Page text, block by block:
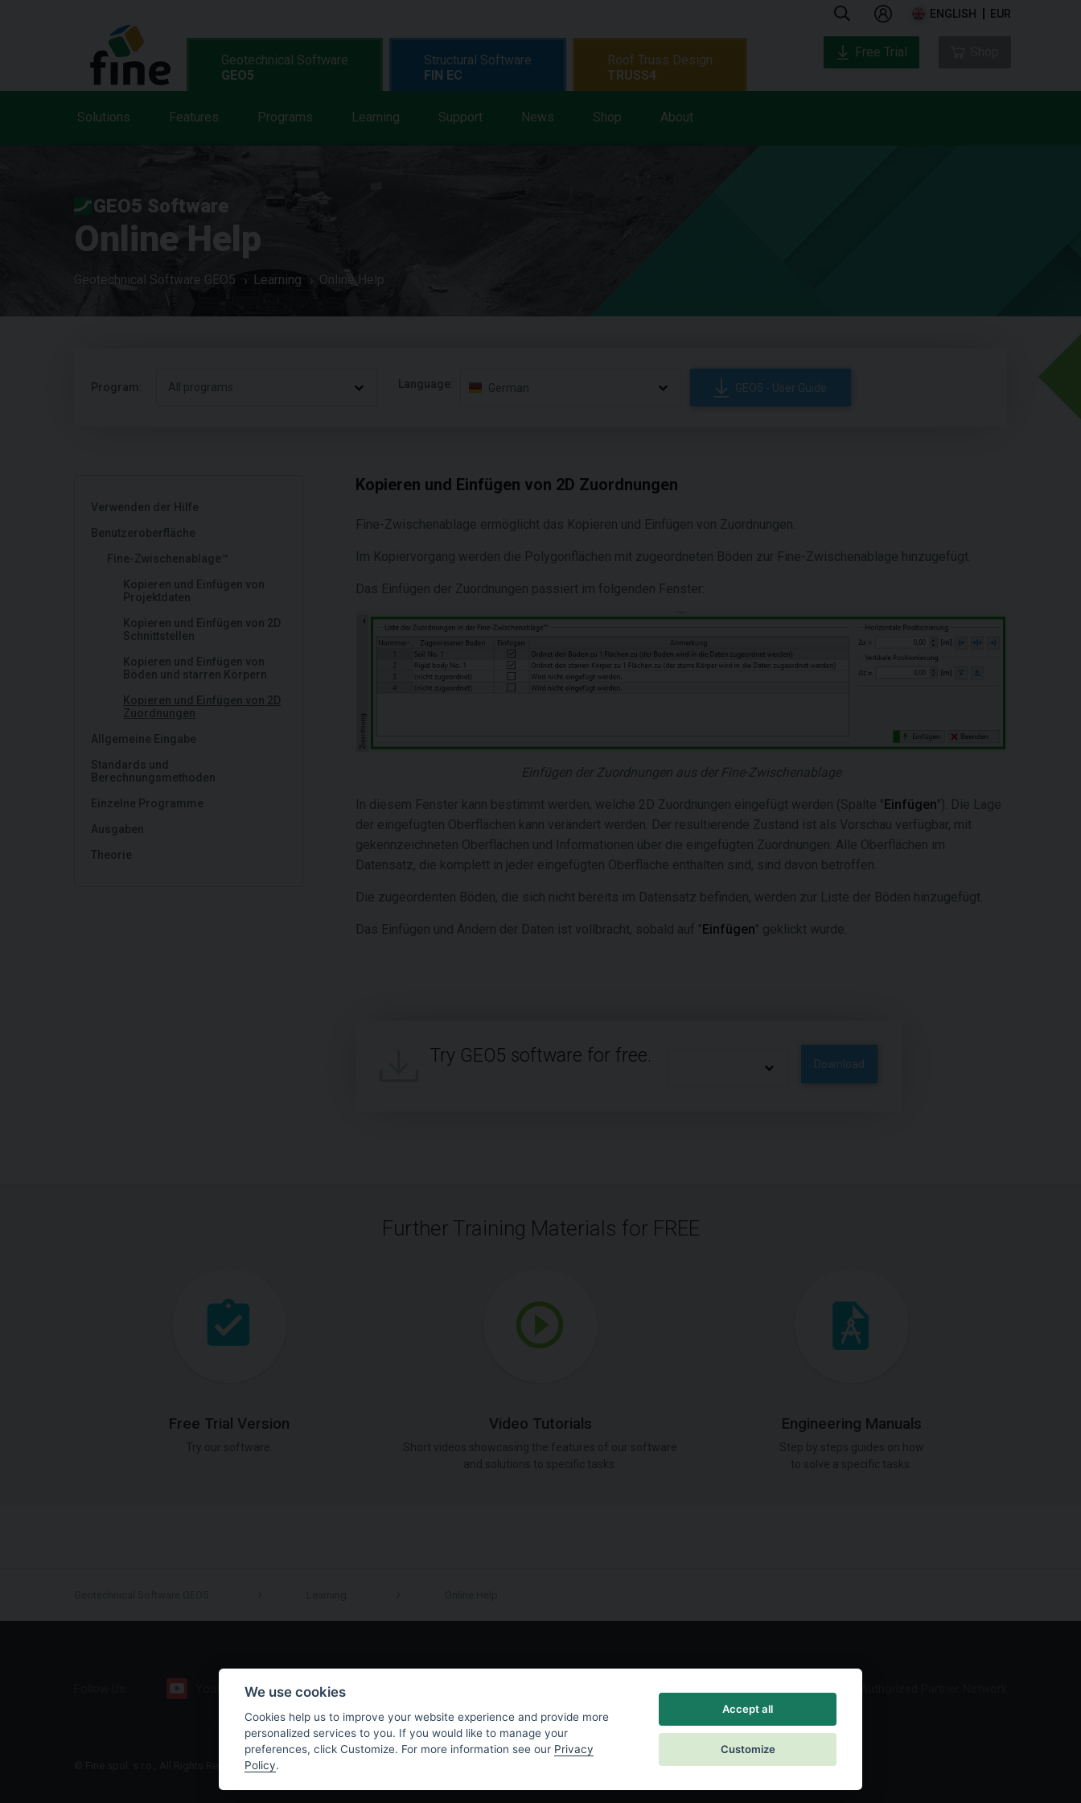
ENGLISH EUR
Geotechnical Software
GEO5
Solutions Features Programs Learning Support News Shop About
Structural Software
FIN EC
Roof Truss Design
TRUSS4
Free Trial
GEO5 Software
Online Help
Geotechnical Software GEO5 Learning Online Help
Program: All programs Language: German GEO5 - User Guide
Verwenden der Hilfe
Benutzeroberfläche
Fine-Zwischenablage™
Kopieren und Einfügen von
Projektdaten
Kopieren und Einfügen von 2D
Schnittstellen
Kopieren und Einfügen von
Böden und starren Körpern
Kopieren und Einfügen von 2D
Zuordnungen
Allgemeine Eingabe
Standards und
Berechnungsmethoden
Einzelne Programme
Ausgaben
Theorie
Kopieren und Einfügen von 2D Zuordnungen
Fine-Zwischenablage ermöglicht das Kopieren und Einfügen von Zuordnungen.
Im Kopiervorgang werden die Polygonflächen mit zugeordneten Böden zur Fine-Zwischenablage hinzugefügt.
Das Einfügen der Zuordnungen passiert im folgenden Fenster:
Einfügen der Zuordnungen aus der Fine-Zwischenablage
In diesem Fenster kann bestimmt werden, welche 2D Zuordnungen eingefügt werden (Spalte "Einfügen"). Die Lage
der eingefügten Oberflächen kann verändert werden. Der resultierende Zustand ist als Vorschau verfügbar, mit
gekennzeichneten Oberflächen und Informationen über die eingefügten Zuordnungen. Alle Oberflächen im
Datensatz, die komplett in jeder eingefügten Oberfläche enthalten sind, sind davon betroffen.
Die zugeordenten Böden, die sich nicht bereits im Datensatz befinden, werden zur Liste der Böden hinzugefügt.
Das Einfügen und Ändern der Daten ist vollbracht, sobald auf "Einfügen" geklickt wurde.
Try GEO5 software for free. Download
Further Training Materials for FREE
Free Trial Version Video Tutorials Engineering Manuals
Facebook
© Fine spol. s r.o., All Rights Reserved |Sitemap
We use cookies
Cookies help us to improve your website experience and provide more
personalized services to you. If you would like to manage your
preferences, click Customize. For more information see our Privacy
Policy.
Accept all
Customize